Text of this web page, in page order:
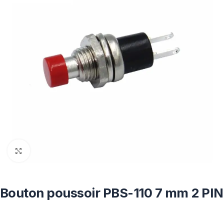
Bouton poussoir PBS-110 7 mm 2 PIN